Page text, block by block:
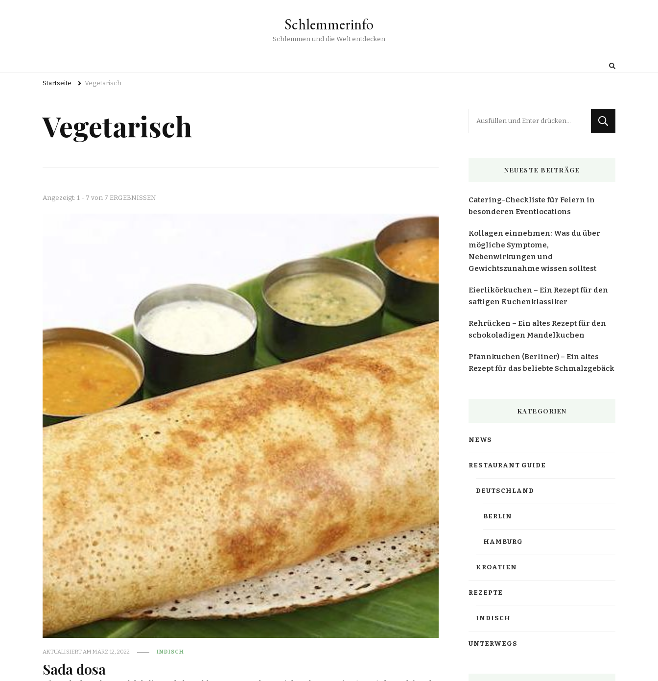
Schlemmerinfo
Schlemmen und die Welt entdecken
Startseite Vegetarisch
Vegetarisch
Angezeigt: 1 - 7 von 7 ERGEBNISSEN
AKTUALISIERT AM MÄRZ 12, 2022 INDISCH
Sada dosa
NEUESTE BEITRÄGE
Catering-Checkliste für Feiern in
besonderen Eventlocations
Kollagen einnehmen: Was du über
mögliche Symptome,
Nebenwirkungen und
Gewichtszunahme wissen solltest
Eierlikörkuchen – Ein Rezept für den
saftigen Kuchenklassiker
Rehrücken – Ein altes Rezept für den
schokoladigen Mandelkuchen
Pfannkuchen (Berliner) – Ein altes
Rezept für das beliebte Schmalzgebäck
KATEGORIEN
NEWS
RESTAURANT GUIDE
DEUTSCHLAND
BERLIN
HAMBURG
KROATIEN
REZEPTE
INDISCH
UNTERWEGS